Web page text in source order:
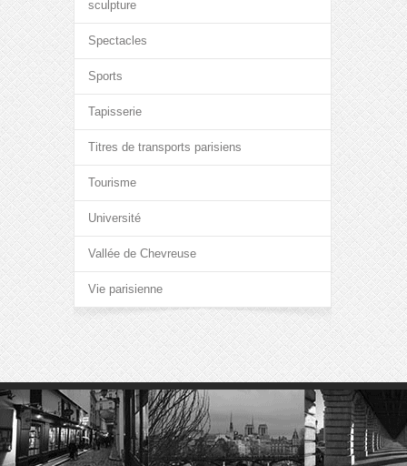
sculpture
Spectacles
Sports
Tapisserie
Titres de transports parisiens
Tourisme
Université
Vallée de Chevreuse
Vie parisienne